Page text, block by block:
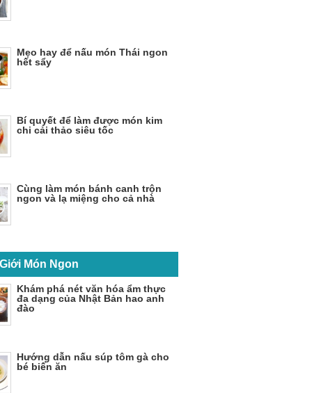
Mẹo hay để nấu món Thái ngon
hết sẩy
Bí quyết để làm được món kim
chi cải thảo siêu tốc
Cùng làm món bánh canh trộn
ngon và lạ miệng cho cả nhà
Món Ngon
Khám phá nét văn hóa ẩm thực
đa dạng của Nhật Bản hao anh
đào
Hướng dẫn nấu súp tôm gà cho
bé biến ăn